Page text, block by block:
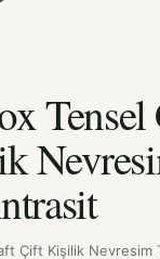
Tensel
Çift Kişilik Nevresim